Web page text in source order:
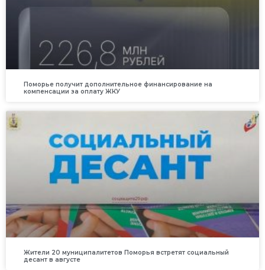
Поморье получит дополнительное финансирование на
компенсации за оплату ЖКУ
Жители 20 муниципалитетов Поморья встретят социальный
десант в августе